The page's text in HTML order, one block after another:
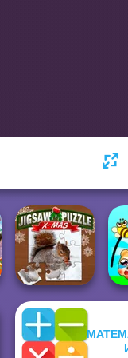
Jigsaw Puzzle
XMas